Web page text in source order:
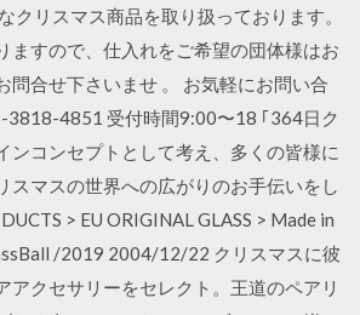
クリスマス商品を取り扱っております。
ますので、仕入れをご希望の団体様はお
問合せ下さいませ 。 お気軽にお問い合
3818-4851 受付時間9:00〜18 ｢364日ク
ンコンセプトとして考え、多くの皆様に
スマスの世界への広がりのお手伝いをし
> EU ORIGINAL GLASS > Made in
/2019 2004/12/22 クリスマスに彼
アクセサリーをセレクト。王道のペアリ